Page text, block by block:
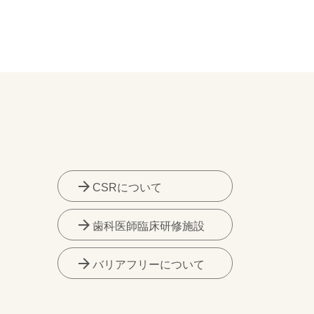
arrow_forward CSRについて
arrow_forward 歯科医師臨床研修施設
arrow_forward バリアフリーについて